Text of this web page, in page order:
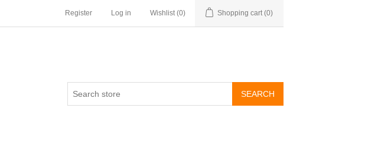
Register Log in Wishlist (0) Shopping cart (0)